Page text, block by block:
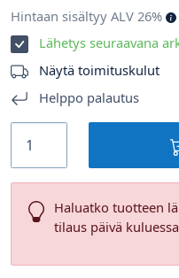
Hintaan sisältyy ALV 26%
Lähetys seuraavana
Näytä toimituskulut
Helppo palautus
Haluatko tuotteen
tilaus päivä